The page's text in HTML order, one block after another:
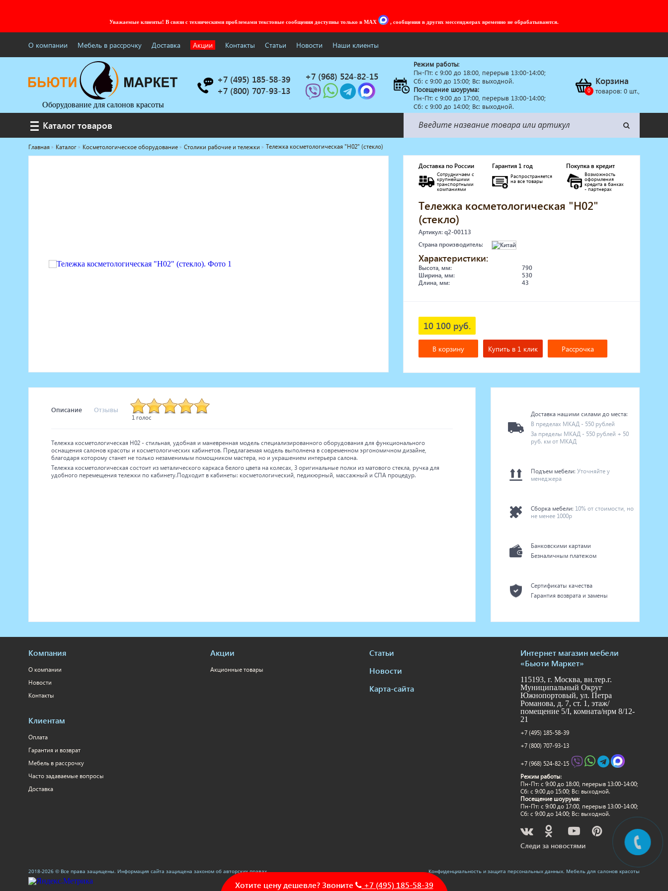
Уважаемые клиенты! В связи с техническими проблемами текстовые сообщения доступны только в MAX , сообщения в других мессенджерах временно не обрабатываются.
О компании Мебель в рассрочку Доставка Акции Контакты Статьи Новости Наши клиенты
Оборудование для салонов красоты
+7 (495) 185-58-39
+7 (800) 707-93-13
+7 (968) 524-82-15
Режим работы:
Пн-Пт: c 9:00 до 18:00, перерыв 13:00-14:00;
Сб: с 9:00 до 15:00; Вс: выходной.
Посещение шоурума:
Пн-Пт: c 9:00 до 17:00, перерыв 13:00-14:00;
Сб: с 9:00 до 14:00; Вс: выходной.
Корзина
товаров: 0шт.,
Каталог товаров
Каталог товаров
Услуги под ключ
Стерилизаторы
Солярии
Мебель в стиле Лофт
Доставка за один день
Главная Каталог Косметологическое оборудование Столики рабочие и тележки Тележка косметологическая "Н02" (стекло)
Доставка по России
Сотрудничаем с
крупнейшими
транспортными
компаниями
Гарантия 1 год
Распространяется
на все товары
Покупка в кредит
Возможность
оформления
кредита в банках
- партнерах
Тележка косметологическая "Н02"
(стекло)
Артикул: q2-00113
Страна производитель:
Характеристики:
Высота, мм:
790
Ширина, мм:
530
Длина, мм:
43
10 100 руб.
В корзину Купить в 1 клик Рассрочка
Описание Отзывы
1 голос
Тележка косметологическая Н02 - стильная, удобная и маневренная модель специализированного оборудования для функционального
оснащения салонов красоты и косметологических кабинетов. Предлагаемая модель выполнена в современном эргономичном дизайне,
благодаря которому станет не только незаменимым помощником мастера, но и украшением интерьера салона.
Тележка косметологическая состоит из металического каркаса белого цвета на колесах, 3 оригинальные полки из матового стекла, ручка для
удобного перемещения тележки по кабинету.Подходит в кабинеты: косметологический, педикюрный, массажный и СПА процедур.
Доставка нашими силами до места:
В пределах МКАД - 550 рублей
За пределы МКАД - 550 рублей + 50
руб. км от МКАД
Подъем мебели: Уточняйте у
менеджера
Сборка мебели: 10% от стоимости, но
не менее 1000р
Банковскими картами
Безналичным платежом
Сертификаты качества
Гарантия возврата и замены
Компания
О компании
Новости
Контакты
Клиентам
Оплата
Гарантия и возврат
Мебель в рассрочку
Часто задаваемые вопросы
Доставка
Акции
Акционные товары
Статьи
Новости
Карта-сайта
Интернет магазин мебели
«Бьюти Маркет»
115193, г. Москва, вн.тер.г.
Муниципальный Округ
Южнопортовый, ул. Петра
Романова, д. 7, ст. 1, этаж/
помещение 5/I, комната/нрм 8/12-
21
+7 (495) 185-58-39
+7 (800) 707-93-13
+7 (968) 524-82-15
Режим работы:
Пн-Пт: c 9:00 до 18:00, перерыв 13:00-14:00;
Сб: с 9:00 до 15:00; Вс: выходной.
Посещение шоурума:
Пн-Пт: c 9:00 до 17:00, перерыв 13:00-14:00;
Сб: с 9:00 до 14:00; Вс: выходной.
Следи за новостями
2018-2026 © Все права защищены. Информация сайта защищена законом об авторских правах. Конфиденциальность и защита персональных данных. Мебель для салонов красоты
Хотите цену дешевле? Звоните +7 (495) 185-58-39